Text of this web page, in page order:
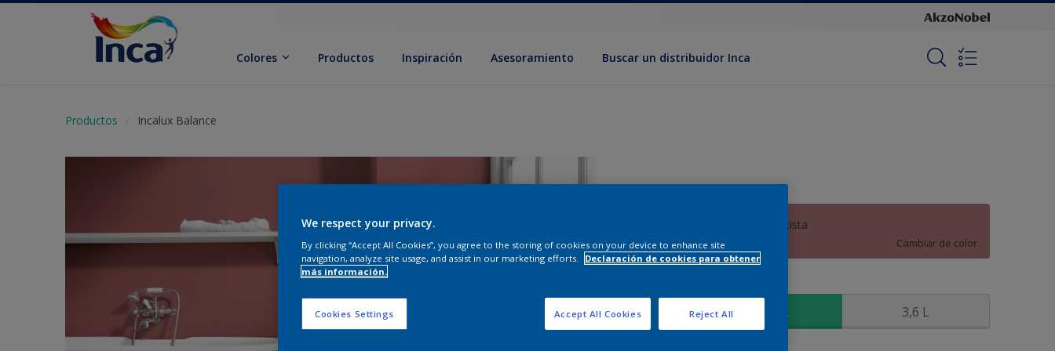
Colores Productos Inspiración Asesoramiento Buscar un distribuidor Inca
Productos Incalux Balance
Rosa Renacentista
Cambiar de color
900 ML 3,6 L
We respect your privacy.
By clicking “Accept All Cookies”, you agree to the storing of cookies on your device to enhance site
navigation, analyze site usage, and assist in our marketing efforts.
Declaración de cookies para obtener
más información.
Cookies Settings Reject All
Accept All Cookies